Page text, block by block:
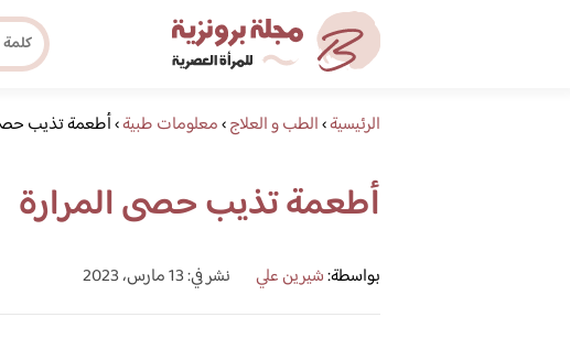
الرئيسية›الطب و العلاج›معلومات طبية›أطعمة تذيب
أطعمة تذيب حصى المرارة
بواسطة:شيرين علي نشر في: 13 مارس، 2023